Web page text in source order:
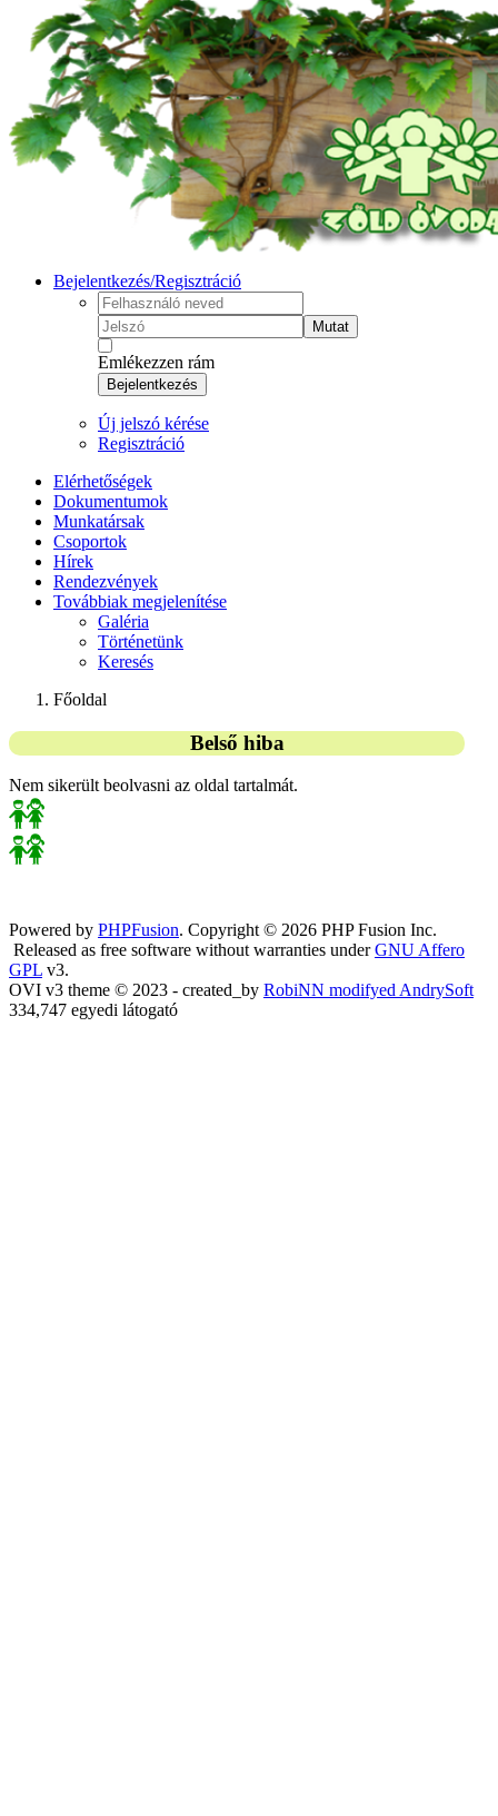
Bejelentkezés/Regisztráció
Mutat
Emlékezzen rám
Bejelentkezés
Új jelszó kérése
Regisztráció
Elérhetőségek
Dokumentumok
Munkatársak
Csoportok
Hírek
Rendezvények
Továbbiak megjelenítése
Galéria
Történetünk
Keresés
Főoldal
Belső hiba
Nem sikerült beolvasni az oldal tartalmát.
Powered by PHPFusion. Copyright © 2026 PHP Fusion Inc.
Released as free software without warranties underGNU Affero
GPL v3.
OVI v3 theme © 2023 - created_by RobiNN modifyed AndrySoft
334,747 egyedi látogató